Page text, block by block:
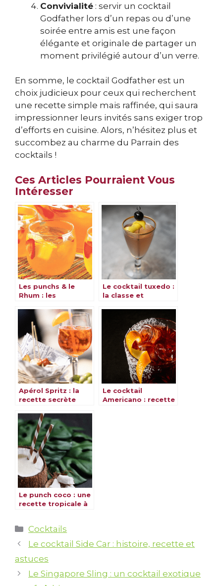
Convivialité : servir un cocktail
Godfather lors d’un repas ou d’une
soirée entre amis est une façon
élégante et originale de partager un
moment privilégié autour d’un verre.
En somme, le cocktail Godfather est un
choix judicieux pour ceux qui recherchent
une recette simple mais raffinée, qui saura
impressionner leurs invités sans exiger trop
d’efforts en cuisine. Alors, n’hésitez plus et
succombez au charme du Parrain des
cocktails !
Ces Articles Pourraient Vous
Intéresser
Les punchs & le
Rhum : les
Le cocktail tuxedo :
la classe et
Apérol Spritz : la
recette secrète
inoubliable
Le cocktail
Americano : recette
Le punch coco : une
recette tropicale à
Catégories
Cocktails
Le cocktail Side Car : histoire, recette et
astuces
Le Singapore Sling : un cocktail exotique